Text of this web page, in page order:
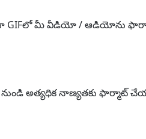
GIFలో మీ వీడియో / ఆడియోను
అత్యధిక నాణ్యతకు ఫార్మాట్